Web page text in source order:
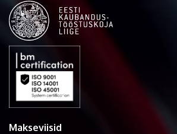
Makseviisid